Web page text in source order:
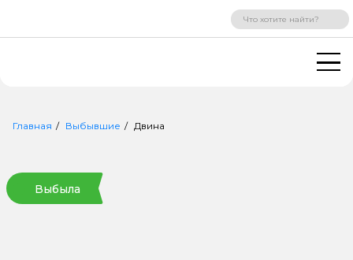
ВХОД РЕГИСТРАЦИЯ
Главная Выбывшие Двина
Выбыла